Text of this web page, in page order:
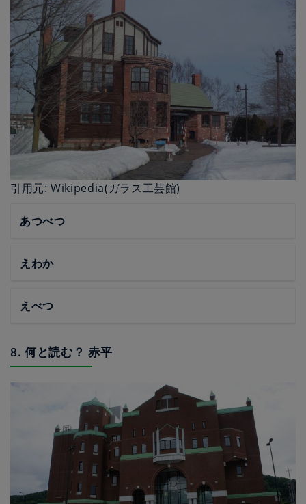
引用元: Wikipedia(ガラス工芸館)
あつべつ
えわか
えべつ
8. 何と読む？ 赤平